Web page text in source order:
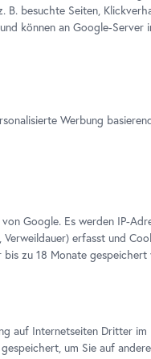
Hundertwasser, 224
bis Knebl"
Johannes Stoll / Belvedere,
B. besuchte Seiten,
können an Google-Server
Werbung
Google. Es werden IP-
erfasst und
zu 18 Monate gespeichert
auf Internetseiten Dritter
um Sie auf